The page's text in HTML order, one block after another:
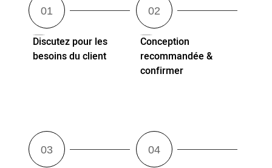
Discutez pour les
besoins du client
Conception
recommandée &
confirmer